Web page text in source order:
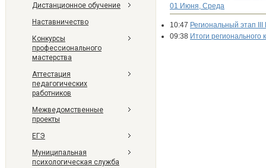
Дистанционное обучение
Наставничество
Конкурсы
профессионального
мастерства
Аттестация
педагогических
работников
Межведомственные
проекты
ЕГЭ
Муниципальная
психологическая служба
01 Июня, Среда
10:47 Региональный этап III
09:38 Итоги